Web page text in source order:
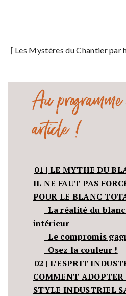
⌈ Les Mystères du Chantier
Au
article !
01 | LE MYTHE DU
IL NE FAUT PAS
POUR LE BLANC
_La réalité du
intérieur
_Le compromis
_Osez la couleur !
02 | L’ESPRIT
COMMENT ADOPTER
STYLE INDUSTRIEL